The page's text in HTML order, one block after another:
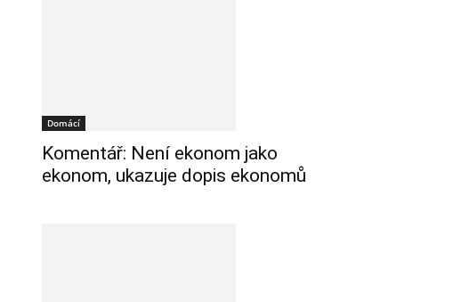
Domácí
Komentář: Není ekonom jako
ekonom, ukazuje dopis ekonomů